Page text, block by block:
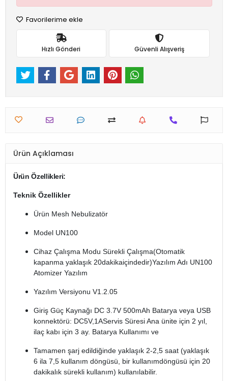
Favorilerime ekle
Hızlı Gönderi Güvenli Alışveriş
Ürün Açıklaması
Ürün Özellikleri:
Teknik Özellikler
Ürün Mesh Nebulizatör
Model UN100
Cihaz Çalışma Modu Sürekli Çalışma(Otomatik
kapanma yaklaşık 20dakikaiçindedir)Yazılım Adı UN100
Atomizer Yazılım
Yazılım Versiyonu V1.2.05
Giriş Güç Kaynağı DC 3.7V 500mAh Batarya veya USB
konnektörü: DC5V,1AServis Süresi Ana ünite için 2 yıl,
ilaç kabı için 3 ay. Batarya Kullanımı ve
Tamamen şarj edildiğinde yaklaşık 2-2,5 saat (yaklaşık
6 ila 7,5 kullanım döngüsü, bir kullanımdöngüsü için 20
dakikalık sürekli kullanım) kullanılabilir.